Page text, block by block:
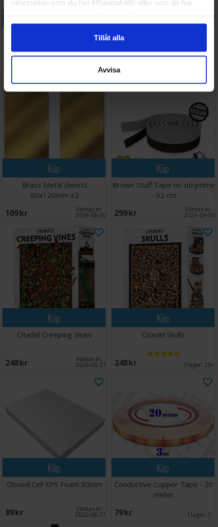
information som du har tillhandahållit eller som de har
Tillåt alla
Avvisa
Battlefield Creature Skulls
Väntas in:
2026-08-21
Köp
Brass Metal Sheets
60x120mm x2
109 SEK Väntas in:
2026-08-20
Köp
Brown Stuff Tape m/ utrymme
- 92 cm
299 SEK Väntas in:
2026-09-30
Köp
Citadel Creeping Vines
248 SEK Väntas in:
2026-08-27
Köp
Citadel Skulls
248 SEK I lager: 20+
Köp
Closed Cell XPS Foam 30mm
89 SEK Väntas in:
2026-08-21
Köp
Conductive Copper Tape - 20
meter
79 SEK I lager: 7